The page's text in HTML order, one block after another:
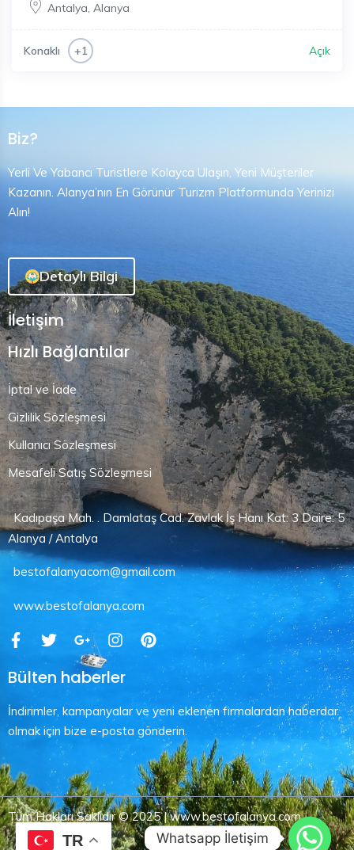
Antalya, Alanya
Konaklı +1 Açık
Biz?
Yerli Ve Yabancı Turistlere Kolayca Ulaşın, Yeni Müşteriler
Kazanın. Alanya’nın En Görünür Turizm Platformunda Yerinizi
Alın!
Detaylı Bilgi
İletişim
Hızlı Bağlantılar
İptal ve İade
Gizlilik Sözleşmesi
Kullanıcı Sözleşmesi
Mesafeli Satış Sözleşmesi
Kadıpaşa Mah. . Damlataş Cad. Zavlak İş Hanı Kat: 3 Daire: 5
Alanya / Antalya
bestofalanyacom@gmail.com
www.bestofalanya.com
Bülten haberler
İndirimler, kampanyalar ve yeni eklenen firmalardan haberdar
olmak için bize e-posta gönderin.
Tüm Hakları Saklıdır © 2025 | www.bestofalanya.com
TR Whatsapp İletişim